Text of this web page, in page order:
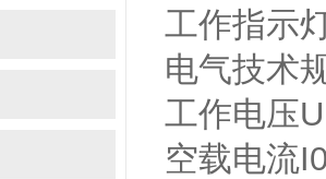
工作指示
电气技术
工作电压
空载电流